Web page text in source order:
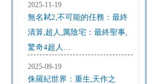
2025-11-19
無名弒2,不可能的任務：最終
清算,超人,厲陰宅：最終聖事,
驚奇4超人…
2025-09-19
侏羅紀世界：重生,天作之